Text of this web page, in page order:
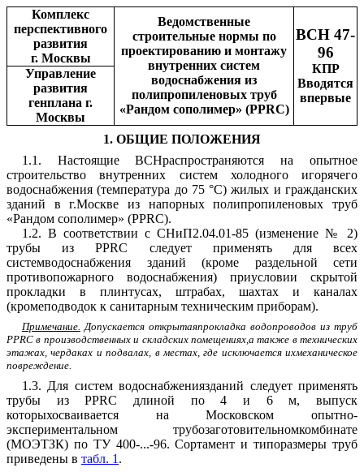
Комплекс
перспективного
развития
г. Москвы
Ведомственные
строительные нормы по
проектированию и монтажу
внутренних систем
водоснабжения из
полипропиленовых труб
«Рандом сополимер» (PPRC)
ВСН 47-
96
КПР
Вводятся
впервые
Управление
развития
генплана г.
Москвы
1. ОБЩИЕ ПОЛОЖЕНИЯ
1.1. Настоящие ВСНраспространяются на опытное
строительство внутренних систем холодного игорячего
водоснабжения (температура до 75 °С) жилых и гражданских
зданий в г.Москве из напорных полипропиленовых труб
«Рандом сополимер» (PPRC).
1.2. В соответствии с СНиП2.04.01-85(изменение № 2)
трубы из PPRC следует применять для всех
системводоснабжения зданий (кроме раздельной сети
противопожарного водоснабжения) приусловии скрытой
прокладки в плинтусах, штрабах, шахтах и каналах
(кромеподводок к санитарным техническим приборам).
Примечание. Допускается открытаяпрокладка водопроводов из труб
PPRC в производственных и складских помещениях,а также в технических
этажах, чердаках и подвалах, в местах, где исключается ихмеханическое
повреждение.
1.3. Для систем водоснабжениязданий следует применять
трубы из PPRC длиной по 4 и 6 м, выпуск
которыхосваивается на Московском опытно-
экспериментальном трубозаготовительномкомбинате
(МОЭТЗК) по ТУ 400-...-96. Сортамент и типоразмеры труб
приведены в табл. 1 .